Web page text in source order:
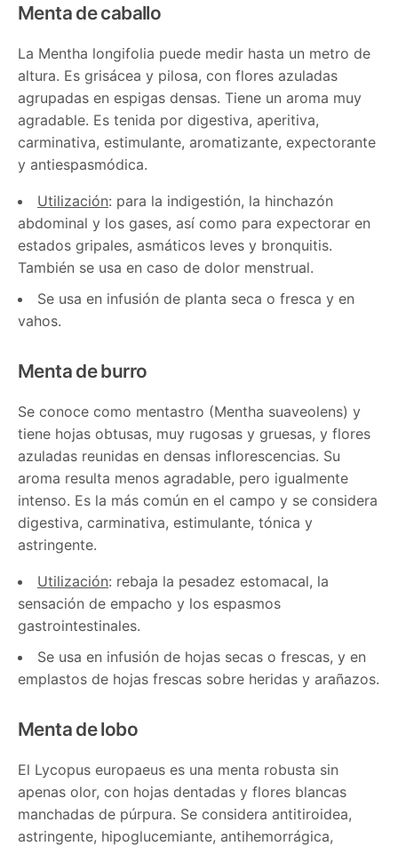
Menta de caballo
La Mentha longifolia puede medir hasta un metro de
altura. Es grisácea y pilosa, con flores azuladas
agrupadas en espigas densas. Tiene un aroma muy
agradable. Es tenida por digestiva, aperitiva,
carminativa, estimulante, aromatizante, expectorante
y antiespasmódica.
Utilización: para la indigestión, la hinchazón
abdominal y los gases, así como para expectorar en
estados gripales, asmáticos leves y bronquitis.
También se usa en caso de dolor menstrual.
Se usa en infusión de planta seca o fresca y en
vahos.
Menta de burro
Se conoce como mentastro (Mentha suaveolens) y
tiene hojas obtusas, muy rugosas y gruesas, y flores
azuladas reunidas en densas inflorescencias. Su
aroma resulta menos agradable, pero igualmente
intenso. Es la más común en el campo y se considera
digestiva, carminativa, estimulante, tónica y
astringente.
Utilización: rebaja la pesadez estomacal, la
sensación de empacho y los espasmos
gastrointestinales.
Se usa en infusión de hojas secas o frescas, y en
emplastos de hojas frescas sobre heridas y arañazos.
Menta de lobo
El Lycopus europaeus es una menta robusta sin
apenas olor, con hojas dentadas y flores blancas
manchadas de púrpura. Se considera antitiroidea,
astringente, hipoglucemiante, antihemorrágica,